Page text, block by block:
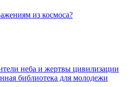
из космоса?
неба и жертвы цивилизации
библиотека для молодежи